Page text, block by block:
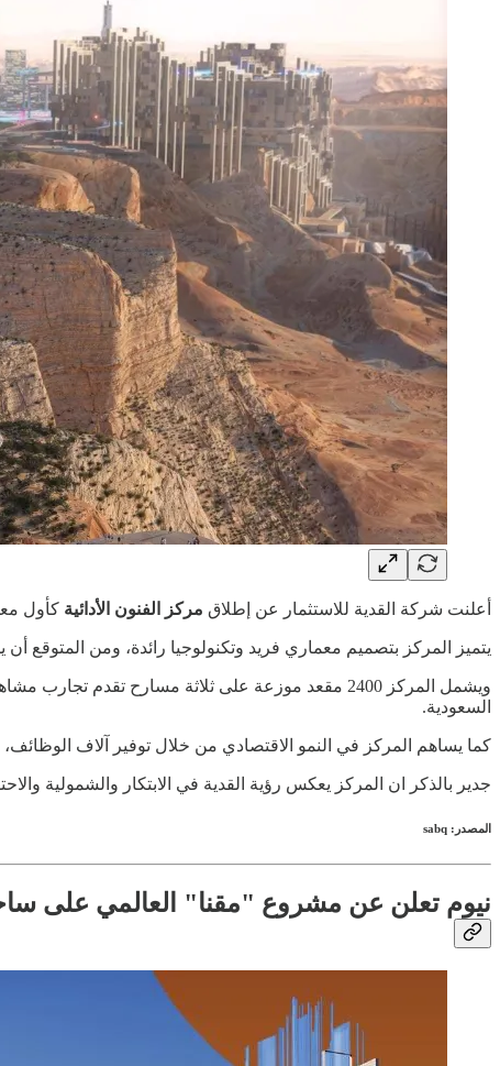
أعلنت شركة القدية للاستثمار عن إطلاق مركز الفنون الأدائية كأول
يتميز المركز بتصميم معماري فريد وتكنولوجيا رائدة، ومن المتوقع أن يستقبل أكثر من
السعودية.
كما يساهم المركز في النمو الاقتصادي من خلال توفير آلاف
جدير بالذكر ان المركز يعكس رؤية القدية في الابتكار والشمولية
المصدر: sabq
نيوم تعلن عن مشروع "مقنا" العالمي على